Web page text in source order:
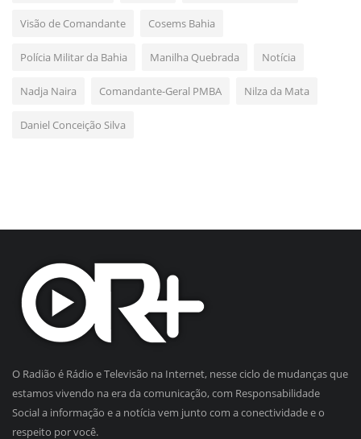
Visão de Comandante Cosems Bahia
Polícia Militar da Bahia Manilha Quebrada Notícia
Nadja Naira Comandante-Geral PMBA Nilza da Mata
Daniel Conceição Silva
O Radião é Rádio e Televisão na Internet, nesse ciclo de mudanças que
estamos vivendo na era da comunicação, com Responsabilidade
Social a informação e a notícia vem junto com a conectividade e o
respeito por você.